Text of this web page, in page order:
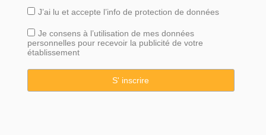
J’ai lu et accepte l’info de protection de données
Je consens à l’utilisation de mes données
personnelles pour recevoir la publicité de votre
établissement